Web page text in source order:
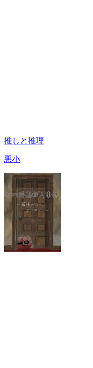
推しと推理
悪小